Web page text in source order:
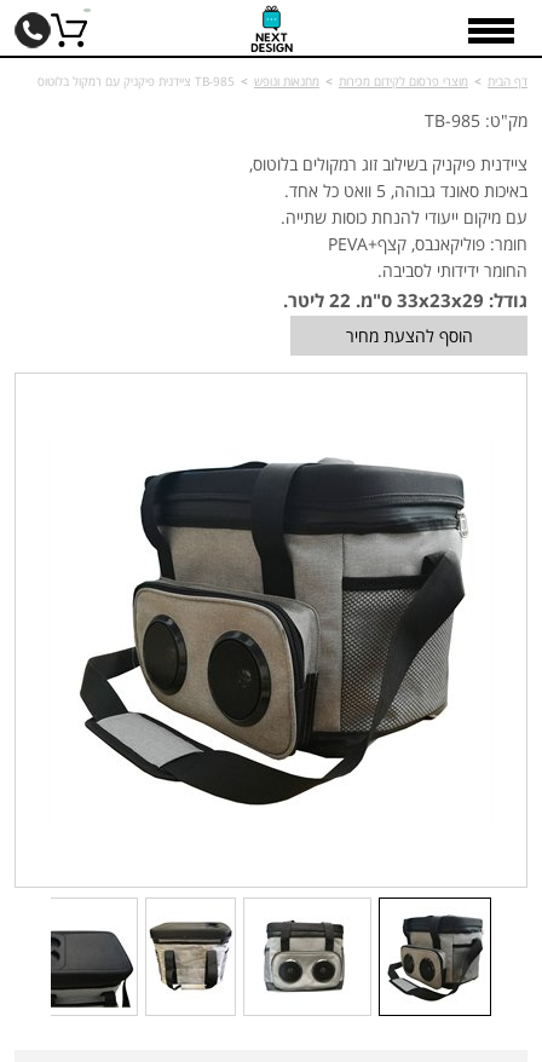
דף הבית > מוצרי פרסום לקידום מכירות > מחנאות ונופש > TB-985 ציידנית פיקניק עם רמקול בלוטוס
מק"ט: TB-985
ציידנית פיקניק בשילוב זוג רמקולים בלוטוס,
באיכות סאונד גבוהה, 5 וואט כל אחד.
עם מיקום ייעודי להנחת כוסות שתייה.
חומר: פוליקאנבס, קצף+PEVA
החומר ידידותי לסביבה.
גודל: x29 33x23 ס"מ. 22 ליטר.
הוסף להצעת מחיר